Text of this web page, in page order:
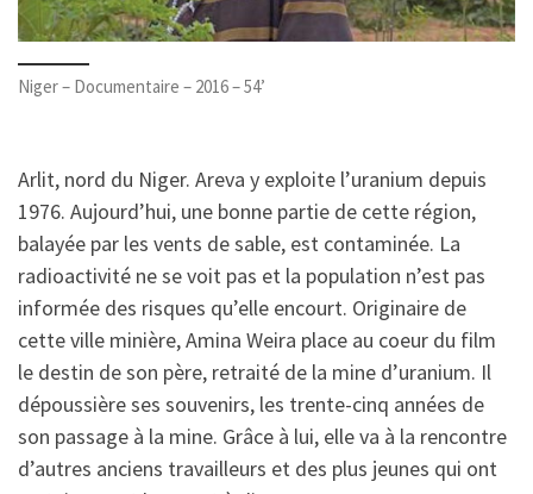
Niger – Documentaire – 2016 – 54’
Arlit, nord du Niger. Areva y exploite l’uranium depuis
1976. Aujourd’hui, une bonne partie de cette région,
balayée par les vents de sable, est contaminée. La
radioactivité ne se voit pas et la population n’est pas
informée des risques qu’elle encourt. Originaire de
cette ville minière, Amina Weira place au coeur du film
le destin de son père, retraité de la mine d’uranium. Il
dépoussière ses souvenirs, les trente-cinq années de
son passage à la mine. Grâce à lui, elle va à la rencontre
d’autres anciens travailleurs et des plus jeunes qui ont